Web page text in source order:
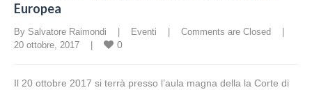
Europea
By Salvatore Raimondi    | Eventi Comments are Closed
20 ottobre, 2017    |
0
Il 20 ottobre 2017 si terrà presso l’aula magna della la Corte di